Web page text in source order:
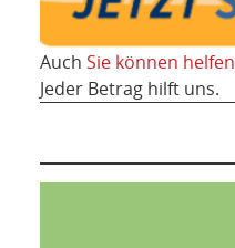
Auch Sie können helfen
Jeder Betrag hilft uns.